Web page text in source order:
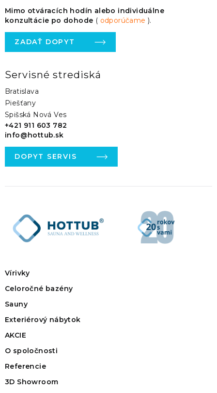
Mimo otváracích hodín alebo individuálne
konzultácie po dohode ( odporúčame).
ZADAŤ DOPYT
Servisné strediská
Bratislava
Piešťany
Spišská Nová Ves
+421 911 603 782
info@hottub.sk
DOPYT SERVIS
Vírivky
Celoročné bazény
Sauny
Exteriérový nábytok
AKCIE
O spoločnosti
Referencie
3D Showroom